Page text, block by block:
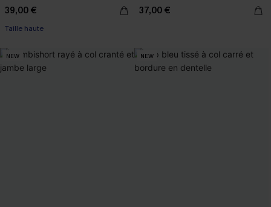
39,00 €
Taille haute
37,00 €
NEW NEW